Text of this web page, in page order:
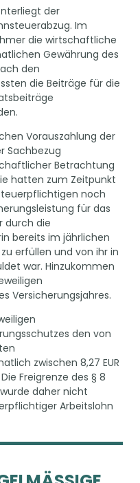
der
Im
die wirtschaftliche
Gewährung des
den
die Beiträge für die
Vorauszahlung der
Sachbezug
Betrachtung
hatten zum Zeitpunkt
noch
für das
durch die
bereits im jährlichen
erfüllen und von ihr in
war. Hinzukommen
Versicherungsjahres.
den von
zwischen 8,27 EUR
Freigrenze des § 8
wurde daher nicht
Arbeitslohn